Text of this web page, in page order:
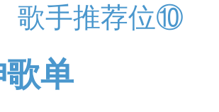
歌手推荐位⑩
单